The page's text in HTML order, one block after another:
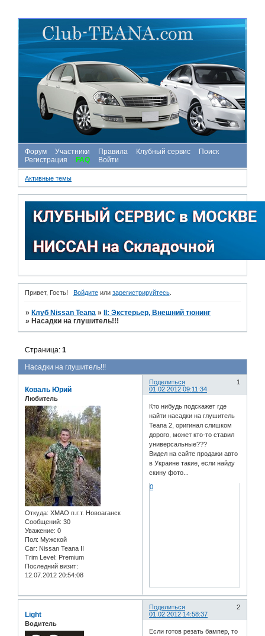
Форум Участники Правила Клубный сервис
Поиск
Регистрация
FAQ Войти
Активные темы
Привет, Гость! Войдитеили зарегистрируйтесь.
» Клуб Nissan Teana »
II: Экстерьер, Внешний тюнинг
» Насадки на глушитель!!!
Насадки на глушитель!!!
Страница:1
Поделиться
1
01.02.2012 09:11:34
Коваль Юрий
Любитель
Откуда: ХМАО п.г.т. Новоаганск
Сообщений: 30
Уважение: 0
Пол: Мужской
Car: Nissan Teana II
Trim Level: Premium
Последний визит:
12.07.2012 20:54:08
Кто нибудь подскажет где
найти насадки на глушитель
Teana 2, оригинал слишком
дорого, может кто-то ставил
универсальные???
Видел на сайте продажи авто
в Украине такие, если найду
скину фото...
0
Поделиться
2
01.02.2012 14:58:37
Light
Водитель
Если готов резать бампер, то